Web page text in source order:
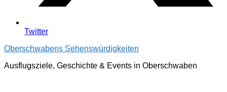
Twitter
Oberschwabens Sehenswürdigkeiten
Ausflugsziele, Geschichte & Events in Oberschwaben